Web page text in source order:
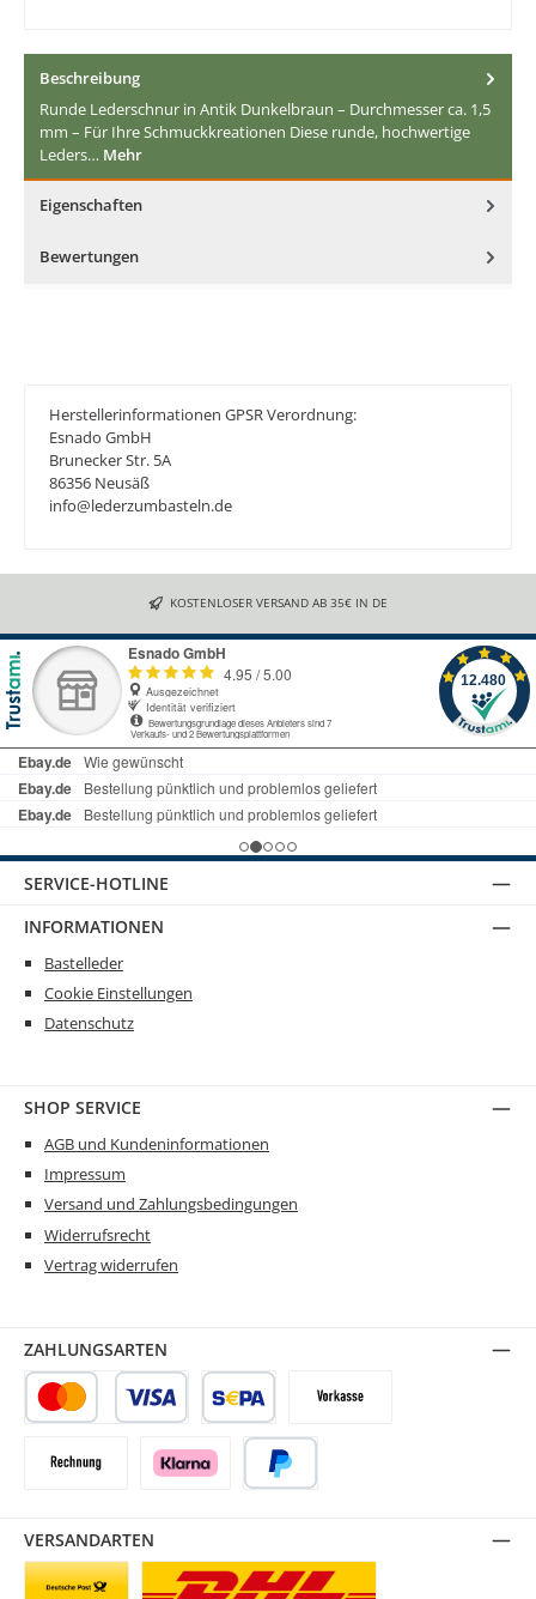
Beschreibung
Runde Lederschnur in Antik Dunkelbraun – Durchmesser ca. 1,5
mm – Für Ihre Schmuckkreationen Diese runde, hochwertige
Leders… Mehr
Eigenschaften
Bewertungen
Herstellerinformationen GPSR Verordnung:
Esnado GmbH
Brunecker Str. 5A
86356 Neusäß
info@lederzumbasteln.de
KOSTENLOSER VERSAND AB 35€ IN DE
SERVICE-HOTLINE
INFORMATIONEN
Bastelleder
Cookie Einstellungen
Datenschutz
SHOP SERVICE
AGB und Kundeninformationen
Impressum
Versand und Zahlungsbedingungen
Widerrufsrecht
Vertrag widerrufen
VERSANDARTEN
ZAHLUNGSARTEN
SEPA LastschriftVorkasse